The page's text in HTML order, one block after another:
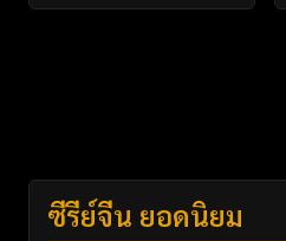
ซีรี่ย์จีน ยอดนิยม